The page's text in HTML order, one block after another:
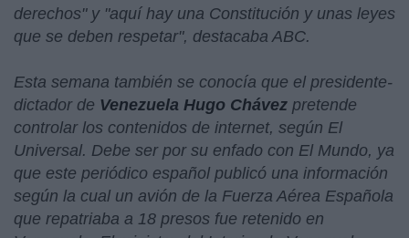
derechos" y "aquí hay una Constitución y unas leyes
que se deben respetar", destacaba ABC.
Esta semana también se conocía que el presidente-
dictador de Venezuela Hugo Chávez pretende
controlar los contenidos de internet, según El
Universal. Debe ser por su enfado con El Mundo, ya
que este periódico español publicó una información
según la cual un avión de la Fuerza Aérea Española
que repatriaba a 18 presos fue retenido en